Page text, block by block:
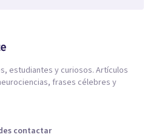
estudiantes y curiosos. Artículos
frases célebres y
contactar